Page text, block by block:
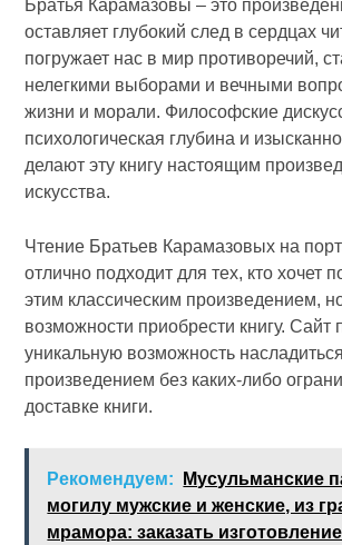
Братья Карамазовы – это
оставляет глубокий след в сердцах
погружает нас в мир противоречий,
нелегкими выборами и вечными
жизни и морали. Философские
психологическая глубина и
делают эту книгу настоящим
искусства.
Чтение Братьев Карамазовых на
отлично подходит для тех, кто хочет
этим классическим произведением,
возможности приобрести книгу. Сайт
уникальную возможность насладиться
произведением без каких-либо
доставке книги.
Рекомендуем:
Мусульманские
могилу мужские и женские, из
мрамора: заказать